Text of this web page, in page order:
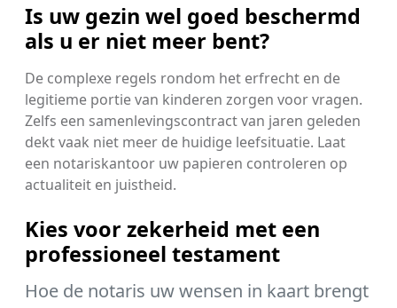
Is uw gezin wel goed beschermd
als u er niet meer bent?
De complexe regels rondom het erfrecht en de
legitieme portie van kinderen zorgen voor vragen.
Zelfs een samenlevingscontract van jaren geleden
dekt vaak niet meer de huidige leefsituatie. Laat
een notariskantoor uw papieren controleren op
actualiteit en juistheid.
Kies voor zekerheid met een
professioneel testament
Hoe de notaris uw wensen in kaart brengt